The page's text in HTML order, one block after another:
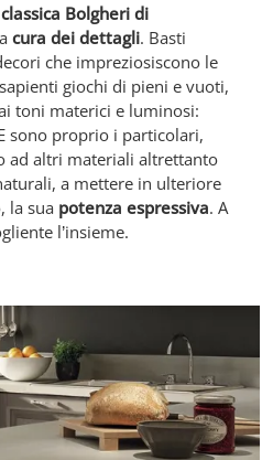
Bolgheri di
cura dei dettagli. Basti
che impreziosiscono le
giochi di pieni e vuoti,
toni materici e luminosi:
sono proprio i particolari,
ad altri materiali altrettanto
a mettere in ulteriore
la sua potenza espressiva. A
l’insieme.